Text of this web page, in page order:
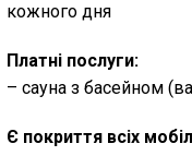
кожного дня
Платні послуги:
– сауна з басейном
Є покриття всіх